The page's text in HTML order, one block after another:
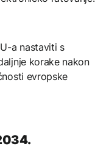
a nastaviti s
korake nakon
evropske